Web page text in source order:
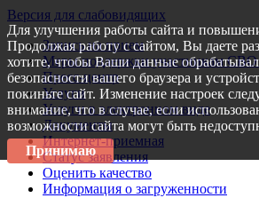
Версия для слабовидящих
Запись на прием
Меры поддержки участникам СВО
Пресс-центр
Услуги
Услуги в электронном виде
Документы
Интернет-приемная
Статус заявления
Оценить качество
Информация о загруженности
Для улучшения работы сайта и
Продолжая работу с сайтом, Вы даете
хотите, чтобы Ваши данные
безопасности вашего браузера и
покиньте сайт. Изменение настроек
внимание, что в случае, если
возможности сайта могут быть
Принимаю